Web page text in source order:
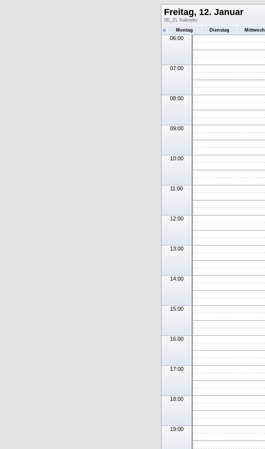
Freitag, 12. Januar
SE_ZL Kalender
« Montag Dienstag Mittwoch
06:00
07:00
08:00
09:00
10:00
11:00
12:00
13:00
14:00
15:00
16:00
17:00
18:00
19:00